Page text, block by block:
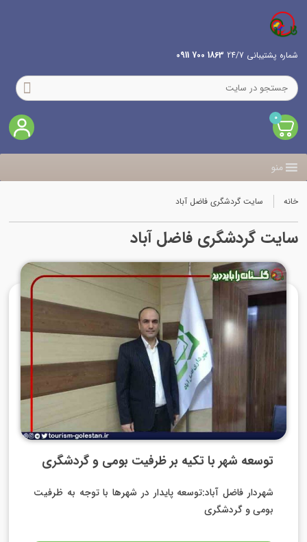
شماره پشتیبانی 24/7 1863 700 0911
0
منو
خانه سایت گردشگری فاضل آباد
سایت گردشگری فاضل آباد
توسعه شهر با تکیه بر ظرفیت بومی و گردشگری
شهردار فاضل آباد:توسعه پایدار در شهرها با توجه به ظرفیت
بومی و گردشگری